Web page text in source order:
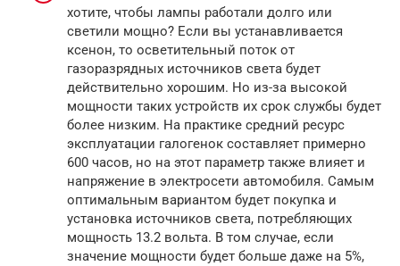
хотите, чтобы лампы работали долго или
светили мощно? Если вы устанавливается
ксенон, то осветительный поток от
газоразрядных источников света будет
действительно хорошим. Но из-за высокой
мощности таких устройств их срок службы будет
более низким. На практике средний ресурс
эксплуатации галогенок составляет примерно
600 часов, но на этот параметр также влияет и
напряжение в электросети автомобиля. Самым
оптимальным вариантом будет покупка и
установка источников света, потребляющих
мощность 13.2 вольта. В том случае, если
значение мощности будет больше даже на 5%,